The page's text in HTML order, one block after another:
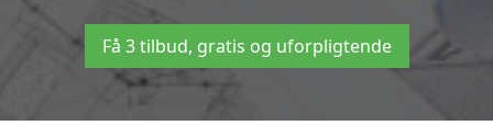
Få 3 tilbud, gratis og uforpligtende